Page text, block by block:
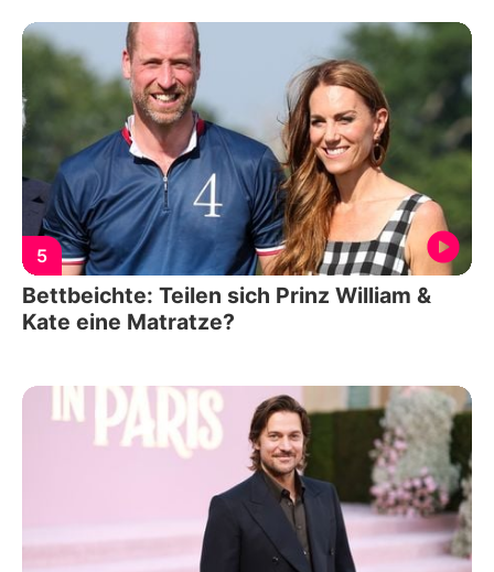
5
Bettbeichte: Teilen sich Prinz William &
Kate eine Matratze?